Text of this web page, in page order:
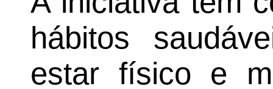
hábitos
estar físico e